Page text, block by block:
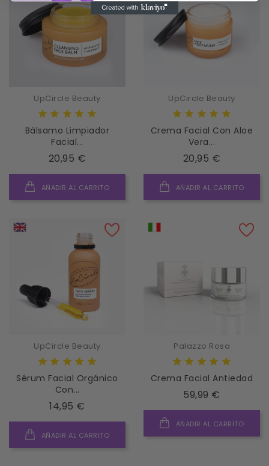
UpCircle Beauty
Bálsamo Limpiador
Facial...
20,95 €
AÑADIR AL CARRITO
UpCircle Beauty
Crema Facial Con Aloe
Vera...
20,95 €
AÑADIR AL CARRITO
UpCircle Beauty
Sérum Facial Orgánico
Con...
14,95 €
AÑADIR AL CARRITO
Palazzo Rosa
Crema Facial Antiedad
59,99 €
AÑADIR AL CARRITO